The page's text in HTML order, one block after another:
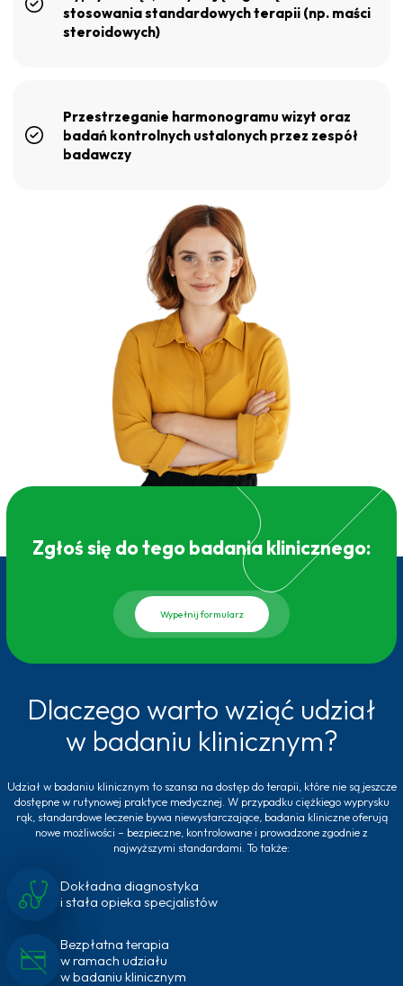
stosowania standardowych terapii (np. maści
steroidowych)
Przestrzeganie harmonogramu wizyt oraz
badań kontrolnych ustalonych przez zespół
badawczy
Zgłoś się do tego badania klinicznego:
Wypełnij formularz
Dlaczego warto wziąć udział
w badaniu klinicznym?
Udział w badaniu klinicznym to szansa na dostęp do terapii, które nie są jeszcze
dostępne w rutynowej praktyce medycznej. W przypadku ciężkiego wyprysku
rąk, standardowe leczenie bywa niewystarczające, badania kliniczne oferują
nowe możliwości – bezpieczne, kontrolowane i prowadzone zgodnie z
najwyższymi standardami. To także:
Dokładna diagnostyka
i stała opieka specjalistów
Bezpłatna terapia
w ramach udziału
w badaniu klinicznym